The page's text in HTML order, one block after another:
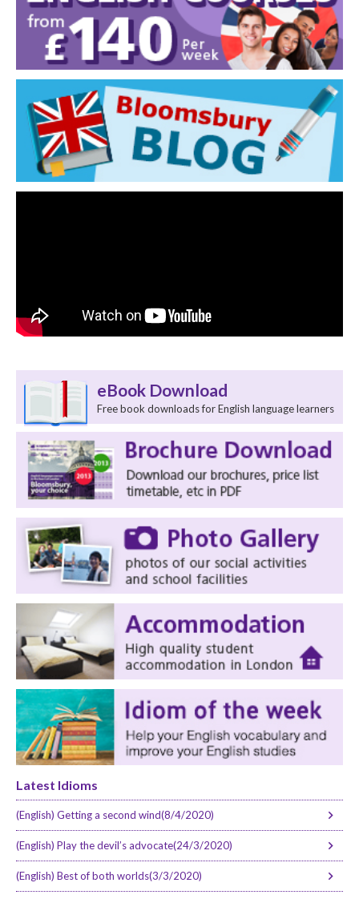
eBook Download
Free book downloads for English language learners
Latest Idioms
(English) Getting a second wind(8/4/2020)
(English) Play the devil’s advocate(24/3/2020)
(English) Best of both worlds(3/3/2020)